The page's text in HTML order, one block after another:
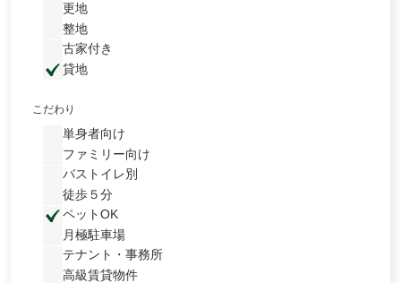
更地
整地
古家付き
貸地
こだわり
単身者向け
ファミリー向け
バストイレ別
徒歩５分
ペットOK
月極駐車場
テナント・事務所
高級賃貸物件